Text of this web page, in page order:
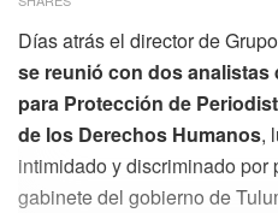
Días atrás el director de
se reunió con dos analistas
para Protección de
de los Derechos Humanos,
intimidado y discriminado por
gabinete del gobierno de